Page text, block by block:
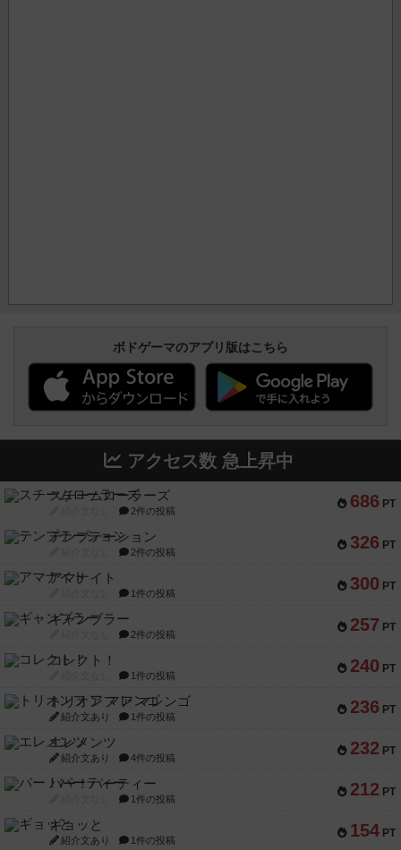
ボドゲーマのアプリ版はこちら
アクセス数 急上昇中
686 PT
スチームローラーズ
2件の投稿
326 PT
テンプテーション
2件の投稿
300 PT
アマナイト
1件の投稿
257 PT
ギャンブラー
2件の投稿
240 PT
コレクト！
1件の投稿
236 PT
トリオンフ ア マレンゴ
紹介文あり 1件の投稿
232 PT
エレメンツ
紹介文あり 4件の投稿
212 PT
バー！パーティー
1件の投稿
154 PT
ギョッと
紹介文あり 1件の投稿